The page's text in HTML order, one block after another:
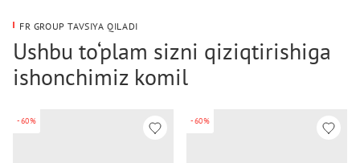
FR GROUP TAVSIYA QILADI
Ushbu to‘plam sizni qiziqtirishiga
ishonchimiz komil
-60% -60%